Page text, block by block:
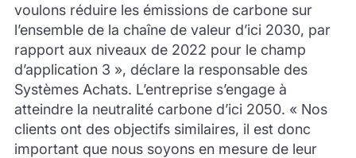
voulons réduire les émissions de carbone sur
l’ensemble de la chaîne de valeur d’ici 2030, par
rapport aux niveaux de 2022 pour le champ
d’application 3 », déclare la responsable des
Systèmes Achats. L’entreprise s’engage à
atteindre la neutralité carbone d’ici 2050. « Nos
clients ont des objectifs similaires, il est donc
important que nous soyons en mesure de leur